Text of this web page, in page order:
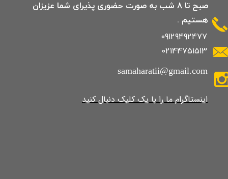
09129492477
02144751513
صبح تا 8 شب به صورت حضوری پذیرای شما عزیزان
هستیم .
samaharatii@gmail.com
​​​​​​​​​اینستاگرام ما را با یک کلیک دنبال کنید